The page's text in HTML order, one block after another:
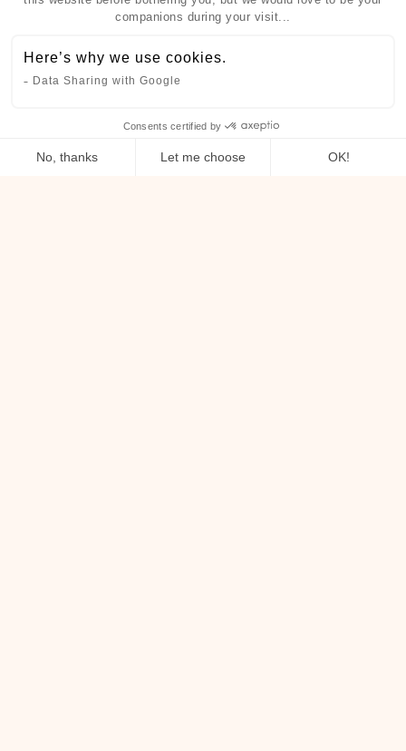
companions during your visit...
Here’s why we use cookies.
Data Sharing with Google
Consents certified by
No, thanks Let me choose OK!